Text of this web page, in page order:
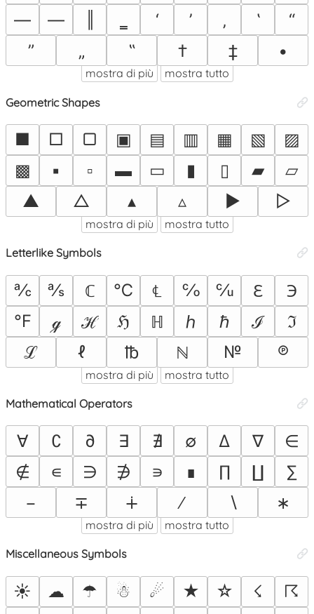
—
― ‘ ’ ‚ ‛
“
”
„ ‟ † ‡ •
mostra di più mostra tutto
Geometric Shapes
■ □ ▢ ▣ ▤ ▥ ▦ ▧
▨
▩
▪ ▫ ▬ ▭ ▮ ▯ ▰
▱
▲
△ ▴ ▵ ▶ ▷
mostra di più mostra tutto
Letterlike Symbols
℀ ℁ ℂ ℃ ℄ ℅ ℆ ℇ
℈
℉
ℊ ℋ ℌ ℍ ℎ ℏ ℐ
ℑ
ℒ
ℓ ℔ ℕ № ℗
mostra di più mostra tutto
Mathematical Operators
∀ ∁ ∂ ∃ ∄ ∅ ∆ ∇
∈
∉
∊ ∋ ∌ ∍ ∎ ∏ ∐
∑
−
∓ ∔ ∕ ∖ ∗
mostra di più mostra tutto
Miscellaneous Symbols
☀ ☁ ☂ ☃ ☄ ★ ☆ ☇
☈